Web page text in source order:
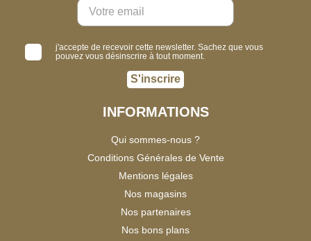
j'accepte de recevoir cette newsletter. Sachez que vous
pouvez vous désinscrire à tout moment.
S'inscrire
INFORMATIONS
Qui sommes-nous ?
Conditions Générales de Vente
Mentions légales
Nos magasins
Nos partenaires
Nos bons plans